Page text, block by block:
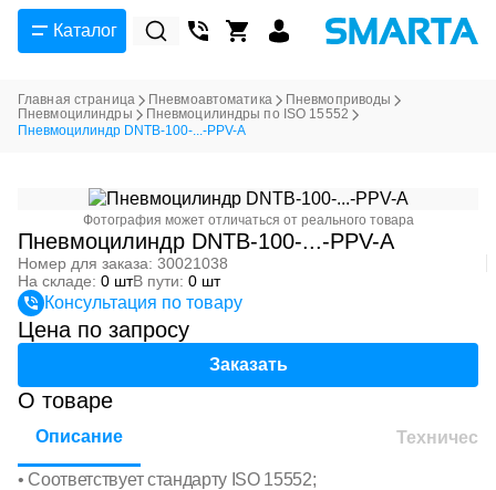
Каталог
Главная страница Пневмоавтоматика
Пневмоприводы
Пневмоцилиндры
Пневмоцилиндры по ISO 15552
Пневмоцилиндр DNTB-100-...-PPV-A
Фотография может отличаться от реального товара
Пневмоцилиндр DNTB-100-...-PPV-A
Номер для заказа: 30021038
На складе: 0 штВ пути: 0 шт
Консультация по товару
Цена по запросу
Заказать
О товаре
Описание
• Соответствует стандарту ISO 15552;